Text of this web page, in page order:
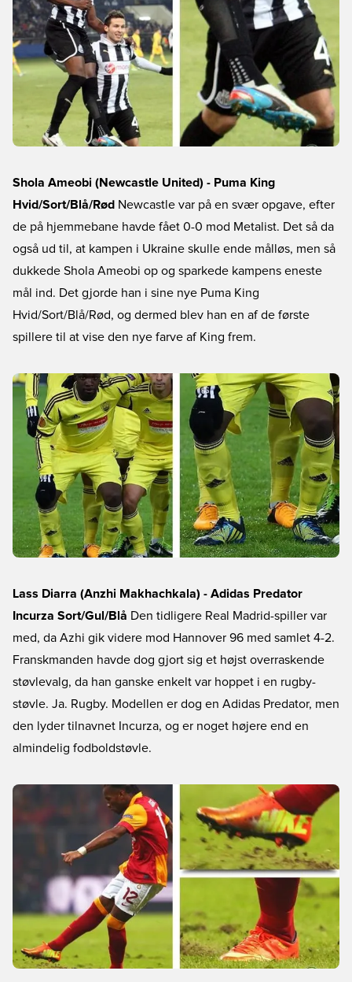
Shola Ameobi (Newcastle United) - Puma King
Hvid/Sort/Blå/Rød Newcastle var på en svær opgave, efter
de på hjemmebane havde fået 0-0 mod Metalist. Det så da
også ud til, at kampen i Ukraine skulle ende målløs, men så
dukkede Shola Ameobi op og sparkede kampens eneste
mål ind. Det gjorde han i sine nye Puma King
Hvid/Sort/Blå/Rød, og dermed blev han en af de første
spillere til at vise den nye farve af King frem.
Lass Diarra (Anzhi Makhachkala) - Adidas Predator
Incurza Sort/Gul/Blå Den tidligere Real Madrid-spiller var
med, da Azhi gik videre mod Hannover 96 med samlet 4-2.
Franskmanden havde dog gjort sig et højst overraskende
støvlevalg, da han ganske enkelt var hoppet i en rugby-
støvle. Ja. Rugby. Modellen er dog en Adidas Predator, men
den lyder tilnavnet Incurza, og er noget højere end en
almindelig fodboldstøvle.